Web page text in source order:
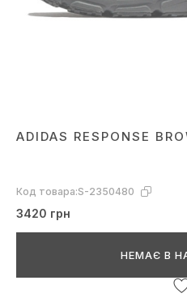
ADIDAS RESPONSE
Код товара:S-2350480
3420 грн
НЕМАЄ В